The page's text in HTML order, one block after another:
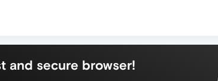
and secure browser!